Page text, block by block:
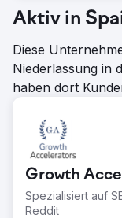
Aktiv in
Diese
Niederlassung in
haben dort
Growth
Spezialisiert auf
Reddit